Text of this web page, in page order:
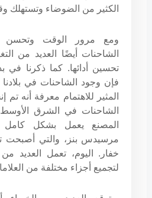
الكثير من الضوضاء وتستهلك
ومع مرور الوقت وتحسن
الشاحنات أيضًا العديد من
تحسين أدائها. كما ذكرنا في
فإن وجود الشاحنات في
المثير للاهتمام معرفة أنه تم
الشاحنات في الشرق
المصنع يعمل بشكل كامل
مرسيدس بنز، والتي أصبحت
خفار. اليوم، تعمل العديد
لتجميع أجزاء مختلفة من